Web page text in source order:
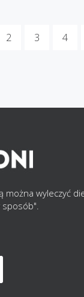
2 3 4
można wyleczyć
sposób".